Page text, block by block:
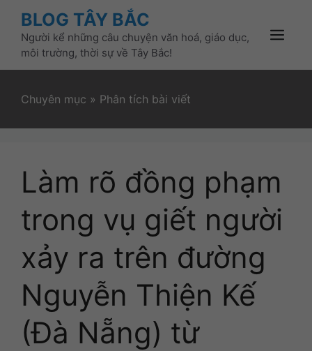
content
BLOG TÂY BẮC
Người kể những câu chuyện văn hoá, giáo dục,
môi trường, thời sự về Tây Bắc!
Menu
Chuyên mục » Phân tích bài viết
Làm rõ đồng phạm
trong vụ giết người
xảy ra trên đường
Nguyễn Thiện Kế
(Đà Nẵng) từ